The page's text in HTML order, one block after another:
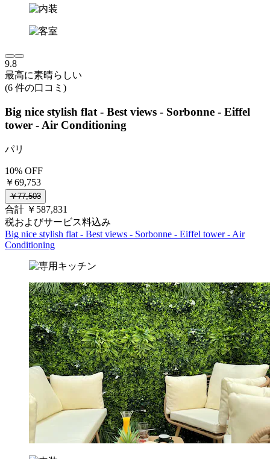
9.8
最高に素晴らしい
(6 件の口コミ)
Big nice stylish flat - Best views - Sorbonne - Eiffel
tower - Air Conditioning
パリ
10% OFF
￥69,753
￥77,503
合計 ￥587,831
税およびサービス料込み
Big nice stylish flat - Best views - Sorbonne - Eiffel tower - Air
Conditioning